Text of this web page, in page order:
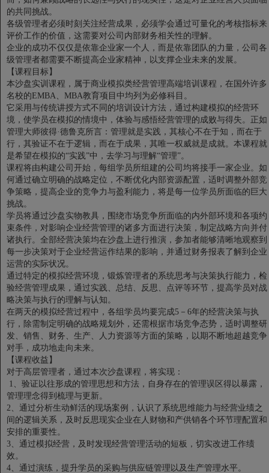
的共同挑战。
各级管理者必须时刻关注经营成果，必须学会通过可量化的考核指标来
评价工作的价值，这需要对公司内部财务相关性的理解。
企业的成功不仅仅是依靠企业家一个人，而是依靠团队的力量，公司各
级管理者都需要不断提高企业家精神，以支撑企业未来的发展。
【课程目标】
本沙盘实训课程，属于商业模拟类经营管理高端培训课程，在国外许多
名校的EMBA、MBA教育项目中均列为必修科目。
它采用与传统讲授方式不同的培训设计方法，通过构建模拟的经营环
境，使学员在模拟的情境中，体验与感悟经营管理的成败与得失。正如
管理大师彼得·德鲁克所言：管理就是实践，其核心不在于知，而在于
行，其验证不在于逻辑，而在于成果，其唯一权威就是成就。本课程就
是希望在模拟的“实践”中，去学习与理解“管理”。
课程将由构建公司开始，每组学员所组建的公司均将接手一家企业。如
何通过确立明确的战略定位，不断优化内部资源配置，适时调整外部竞
争策略，提高企业的竞争力与盈利能力，将是每一位学员所面临的巨大
挑战。
学员将通过沙盘实物教具，围绕市场竞争所面临的内外部环境和各项约
束条件，对影响企业经营管理的诸多方面进行决策，制定战略方向并付
诸执行。全部经营决策均在沙盘上进行推演，参加者能够清晰地观察到
每一步决策对于企业经营运作结果的影响，并通过财务报表了解到企业
运营的实际状况。
通过特定的模拟经营环境，锻炼管理者的系统思考与决策执行能力，检
验经营管理成果，通过实践、总结、反思、点评等环节，提高学员对战
略决策与执行的理解与认知。
在两天的模拟经营过程中，各组学员均要完成5－6年的经营决策与执
行，除需制定明确的战略规划外，还需根据市场竞争态势，适时调整研
发、销售、财务、生产、人力资源等方面的策略，以期不断地超越竞争
对手，成功地走向未来。
【课程收益】
对于高层管理者，通过本次沙盘课程，将实现：
1、验证以往形成的管理思想和方法，自身存在的管理误区得以暴露，
管理理念得到梳理与更新。
2、通过分析生动鲜活的现场案例，认识了系统思维能力与经营业绩之
间的逻辑关系，及时反思现实企业在人财物和产供销各个环节理配置和
安排的重要性。
3、通过模拟经营，及时发现经营管理活动的短板，切实改进工作绩
效。
4、通过演练，提升学员的采购与供应链管理以及生产管理水平。